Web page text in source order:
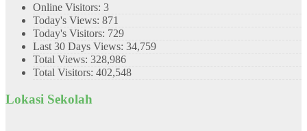
Online Visitors: 3
Today's Views: 871
Today's Visitors: 729
Last 30 Days Views: 34,759
Total Views: 328,986
Total Visitors: 402,548
Lokasi Sekolah